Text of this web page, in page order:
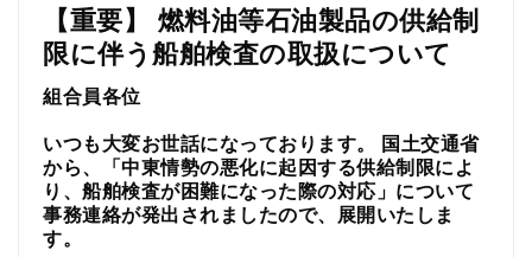
【重要】 燃料油等石油製品の供給制
限に伴う船舶検査の取扱について
組合員各位
いつも大変お世話になっております。 国土交通省
から、「中東情勢の悪化に起因する供給制限によ
り、船舶検査が困難になった際の対応」について
事務連絡が発出されましたので、展開いたしま
す。